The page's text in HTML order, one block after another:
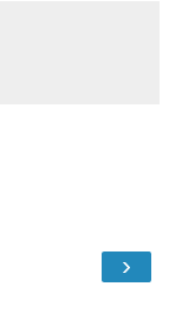
›